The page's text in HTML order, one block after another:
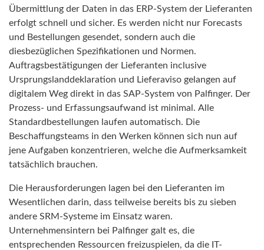
Übermittlung der Daten in das ERP-System der Lieferanten
erfolgt schnell und sicher. Es werden nicht nur Forecasts
und Bestellungen gesendet, sondern auch die
diesbezüglichen Spezifikationen und Normen.
Auftragsbestätigungen der Lieferanten inclusive
Ursprungslanddeklaration und Lieferaviso gelangen auf
digitalem Weg direkt in das SAP-System von Palfinger. Der
Prozess- und Erfassungsaufwand ist minimal. Alle
Standardbestellungen laufen automatisch. Die
Beschaffungsteams in den Werken können sich nun auf
jene Aufgaben konzentrieren, welche die Aufmerksamkeit
tatsächlich brauchen.
Die Herausforderungen lagen bei den Lieferanten im
Wesentlichen darin, dass teilweise bereits bis zu sieben
andere SRM-Systeme im Einsatz waren.
Unternehmensintern bei Palfinger galt es, die
entsprechenden Ressourcen freizuspielen, da die IT-